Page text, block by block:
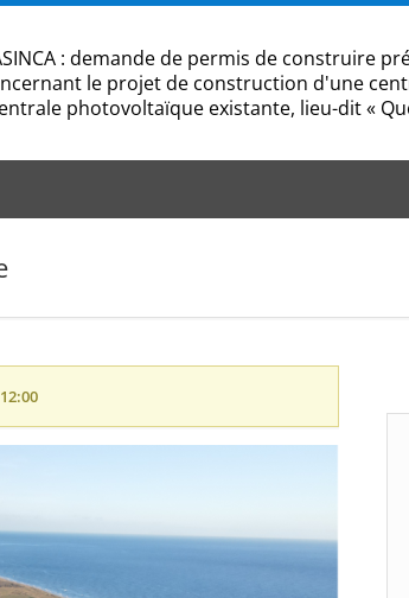
: demande de permis de construire
le projet de construction d'une
photovoltaïque existante, lieu-dit «